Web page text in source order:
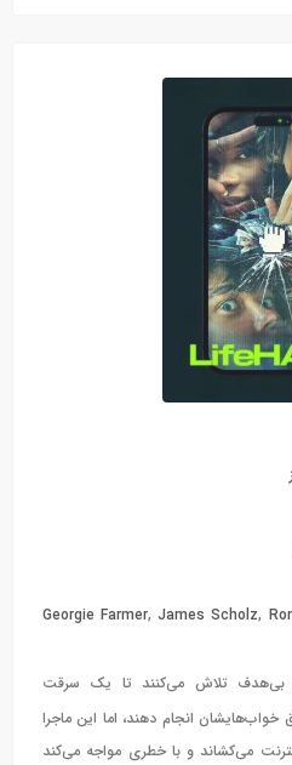
Georgie Farmer,James Scholz,
بی‌هدف تلاش می‌کنند تا یک سرقت
خواب‌هایشان انجام دهند، اما این ماجرا
می‌کشاند و با خطری مواجه می‌کند